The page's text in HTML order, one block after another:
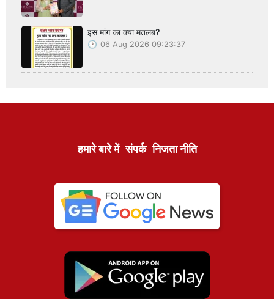
इस मांग का क्या मतलब?
06 Aug 2026 09:23:37
हमारे बारे में संपर्क निजता नीति